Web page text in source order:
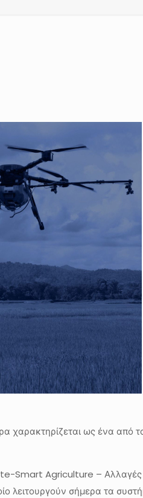
χαρακτηρίζεται ως ένα από
Smart Agriculture – Αλλαγές
σήμερα τα